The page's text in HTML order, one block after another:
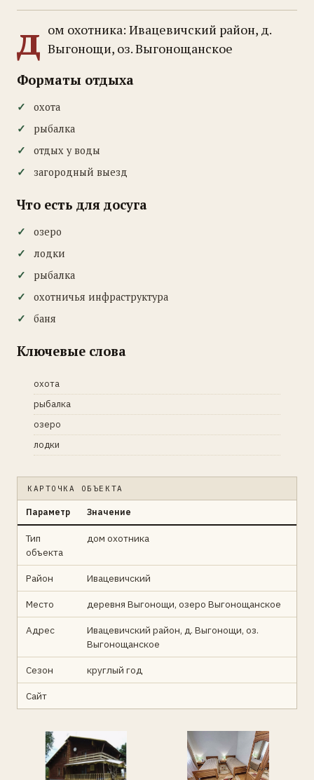
д ом охотника: Ивацевичский район, д.
Выгонощи, оз. Выгонощанское
Форматы отдыха
охота
рыбалка
отдых у воды
загородный выезд
Что есть для досуга
озеро
лодки
рыбалка
охотничья инфраструктура
баня
Ключевые слова
охота
рыбалка
озеро
лодки
КАРТОЧКА ОБЪЕКТА
Параметр Значение
Тип
объекта
дом охотника
Район Ивацевичский
Место деревня Выгонощи, озеро Выгонощанское
Адрес
Ивацевичский район, д. Выгонощи, оз.
Выгонощанское
Сезон круглый год
Сайт